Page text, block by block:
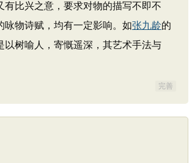
比兴之意，要求对物的描写不即不
物诗赋，均有一定影响。如张九龄的
以树喻人，寄慨遥深，其艺术手法与
完善